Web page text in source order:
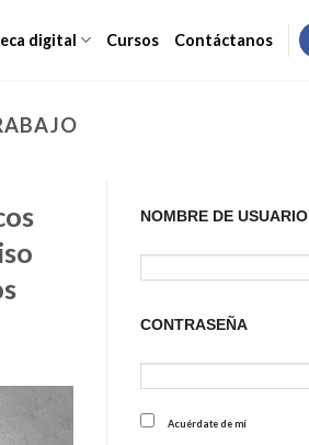
digital Cursos Contáctanos
NOMBRE DE USUARIO
CONTRASEÑA
Acuérdate de mí